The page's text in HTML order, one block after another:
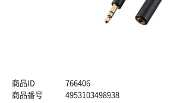
商品ID
766406
商品番号
4953103498938